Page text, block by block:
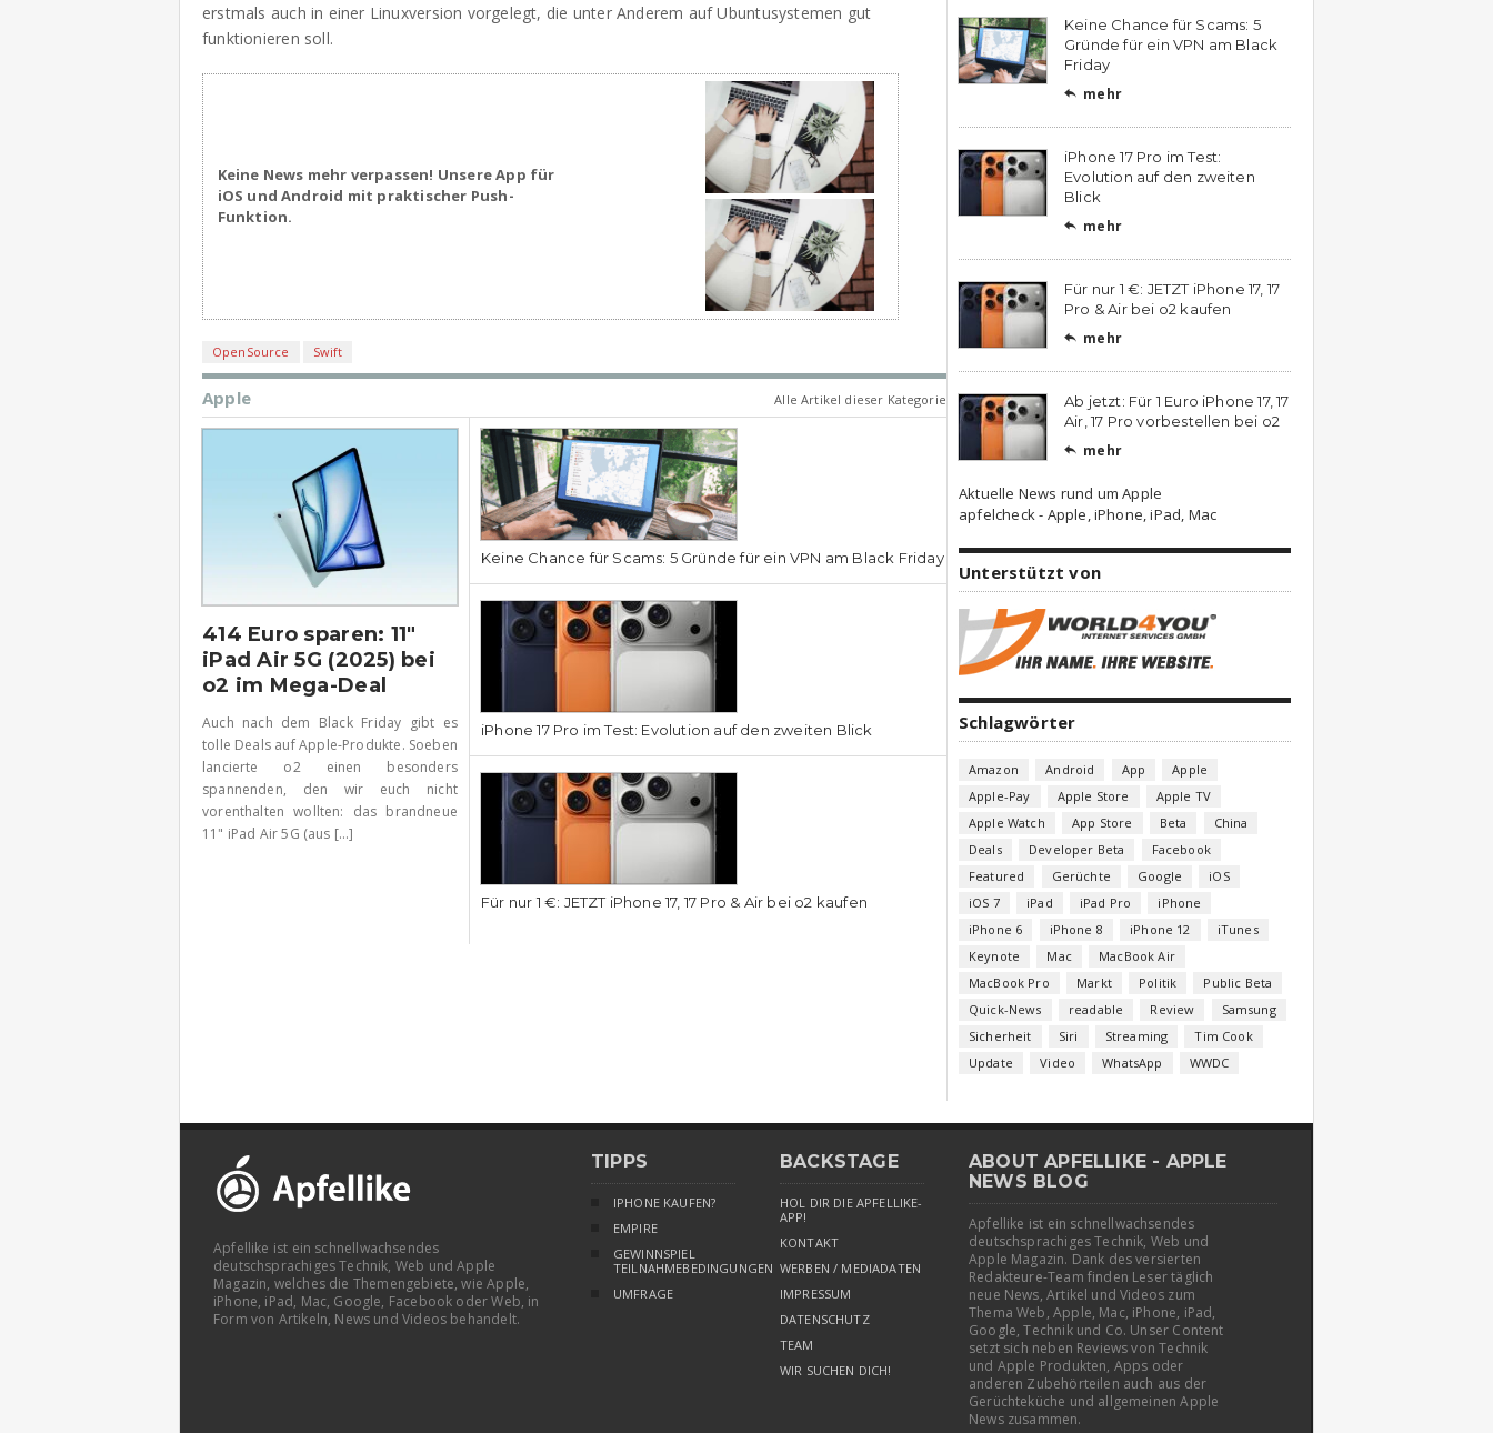
erstmals auch in einer Linuxversion vorgelegt, die unter Anderem auf Ubuntusystemen gut
funktionieren soll.
Keine News mehr verpassen! Unsere App für
iOS und Android mit praktischer Push-
Funktion.
OpenSource Swift
Apple Alle Artikel dieser Kategorie
414 Euro sparen: 11″
iPad Air 5G (2025) bei
o2 im Mega-Deal
Auch nach dem Black Friday gibt es
tolle Deals auf Apple-Produkte. Soeben
lancierte o2 einen besonders
spannenden, den wir euch nicht
vorenthalten wollten: das brandneue
11" iPad Air 5G (aus [...]
Keine Chance für Scams: 5 Gründe für ein VPN am Black Friday
iPhone 17 Pro im Test: Evolution auf den zweiten Blick
Für nur 1 €: JETZT iPhone 17, 17 Pro & Air bei o2 kaufen
Keine Chance für Scams: 5
Gründe für ein VPN am Black
Friday
 mehr
iPhone 17 Pro im Test:
Evolution auf den zweiten
Blick
 mehr
Für nur 1 €: JETZT iPhone 17, 17
Pro & Air bei o2 kaufen
 mehr
Ab jetzt: Für 1 Euro iPhone 17, 17
Air, 17 Pro vorbestellen bei o2
 mehr
Aktuelle News rund um Apple
apfelcheck - Apple, iPhone, iPad, Mac
Unterstützt von
Schlagwörter
Amazon Android App
Apple
Apple-Pay
Apple Store
Apple TV
Apple Watch
App Store Beta
China
Deals
Developer Beta
Facebook
Featured
Gerüchte Google
iOS
iOS 7
iPad iPad Pro
iPhone
iPhone 6
iPhone 8 iPhone 12
iTunes
Keynote
Mac
MacBook Air
MacBook Pro
Markt Politik
Public Beta
Quick-News
readable Review
Samsung
Sicherheit
Siri Streaming
Tim Cook
Update
Video WhatsApp WWDC
Apfellike ist ein schnellwachsendes
deutschsprachiges Technik, Web und Apple
Magazin, welches die Themengebiete, wie Apple,
iPhone, iPad, Mac, Google, Facebook oder Web, in
Form von Artikeln, News und Videos behandelt.
TIPPS
IPHONE KAUFEN?
EMPIRE
GEWINNSPIEL
TEILNAHMEBEDINGUNGEN
UMFRAGE
BACKSTAGE
HOL DIR DIE APFELLIKE-
APP!
KONTAKT
WERBEN / MEDIADATEN
IMPRESSUM
DATENSCHUTZ
TEAM
WIR SUCHEN DICH!
ABOUT APFELLIKE - APPLE
NEWS BLOG
Apfellike ist ein schnellwachsendes
deutschsprachiges Technik, Web und
Apple Magazin. Dank des versierten
Redakteure-Team finden Leser täglich
neue News, Artikel und Videos zum
Thema Web, Apple, Mac, iPhone, iPad,
Google, Technik und Co. Unser Content
setzt sich neben Reviews von Technik
und Apple Produkten, Apps oder
anderen Zubehörteilen auch aus der
Gerüchteküche und allgemeinen Apple
News zusammen.